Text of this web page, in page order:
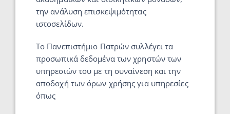
την ανάλυση επισκεψιμότητας
ιστοσελίδων.
Το Πανεπιστήμιο Πατρών συλλέγει τα
προσωπικά δεδομένα των χρηστών των
υπηρεσιών του με τη συναίνεση και την
αποδοχή των όρων χρήσης για υπηρεσίες
όπως